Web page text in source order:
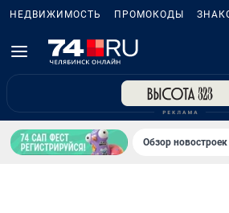
НЕДВИЖИМОСТЬ ПРОМОКОДЫ
Обзор